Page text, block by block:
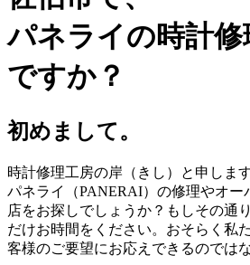
パネライの時計修
ですか？
初めまして。
時計修理工房の岸（きし）と申しま
パネライ（PANERAI）の修理やオー
店をお探しでしょうか？もしその通
だけお時間をください。おそらく私
客様のご要望にお応えできるのでは